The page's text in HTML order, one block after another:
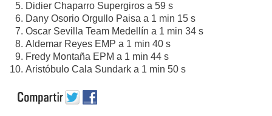
Didier Chaparro Supergiros a 59 s
Dany Osorio Orgullo Paisa a 1 min 15 s
Oscar Sevilla Team Medellín a 1 min 34 s
Aldemar Reyes EMP a 1 min 40 s
Fredy Montaña EPM a 1 min 44 s
Aristóbulo Cala Sundark a 1 min 50 s